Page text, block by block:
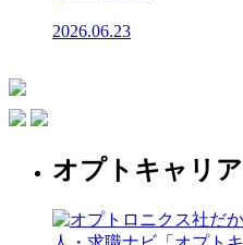
2026.06.23
オプトキャリア